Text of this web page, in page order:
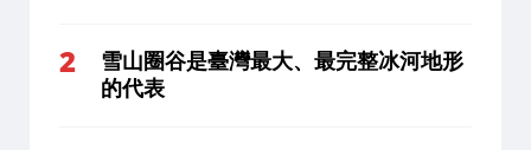
雪山圈谷是臺灣最大、最完整冰河地形
的代表